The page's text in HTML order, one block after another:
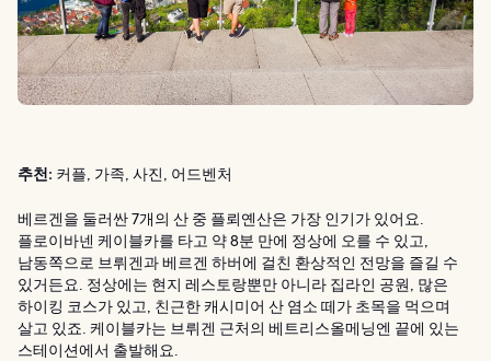
추천: 커플, 가족, 사진, 어드벤처
베르겐을 둘러싼 7개의 산 중 플뢰옌산은 가장 인기가 있어요.
플로이바넨 케이블카를 타고 약 8분 만에 정상에 오를 수 있고,
남동쪽으로 브뤼겐과 베르겐 하버에 걸친 환상적인 전망을 즐길 수
있거든요. 정상에는 현지 레스토랑뿐만 아니라 집라인 공원, 많은
하이킹 코스가 있고, 친근한 캐시미어 산 염소 떼가 초목을 먹으며
살고 있죠. 케이블카는 브뤼겐 근처의 베트리스올메닝엔 끝에 있는
스테이션에서 출발해요.